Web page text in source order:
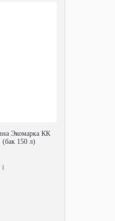
Экомарка КК
150 л)